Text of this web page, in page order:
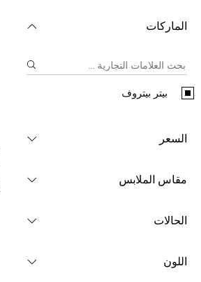
الماركات
بيتر بيتروف
السعر
مقاس الملابس
الحالات
اللون